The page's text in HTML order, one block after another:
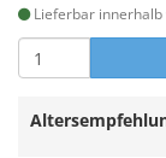
Lieferbar innerhalb